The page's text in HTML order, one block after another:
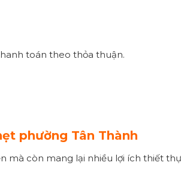
toán theo thỏa thuận.
phường Tân Thành
mà còn mang lại nhiều lợi ích thiết